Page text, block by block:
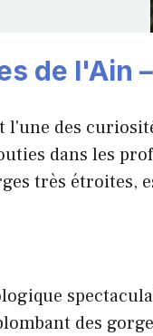
de l'Ain
l'une des
dans les
très étroites,
des